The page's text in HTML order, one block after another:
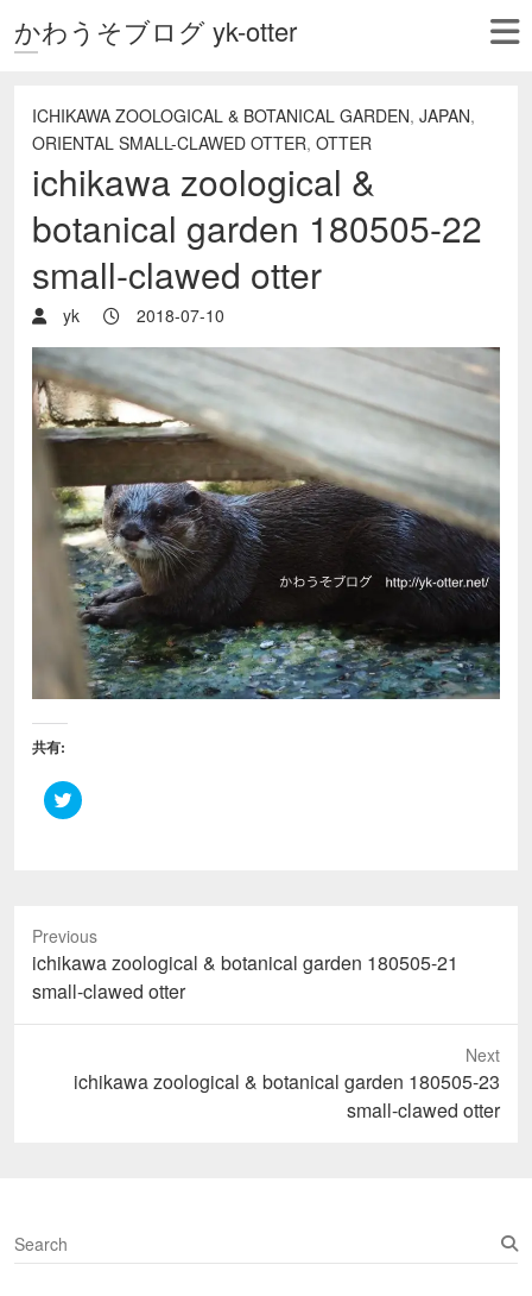
かわうそブログ yk-otter
ICHIKAWA ZOOLOGICAL & BOTANICAL GARDEN, JAPAN,
ORIENTAL SMALL-CLAWED OTTER, OTTER
ichikawa zoological &
botanical garden 180505-22
small-clawed otter
yk 2018-07-10
共有:
ク
リ
t
e
r
で
有
し
い
)
Previous
Previous
post:
ichikawa zoological & botanical garden 180505-21
small-clawed otter
Next
ichikawa zoological & botanical garden 180505-23
small-clawed otter
S
e